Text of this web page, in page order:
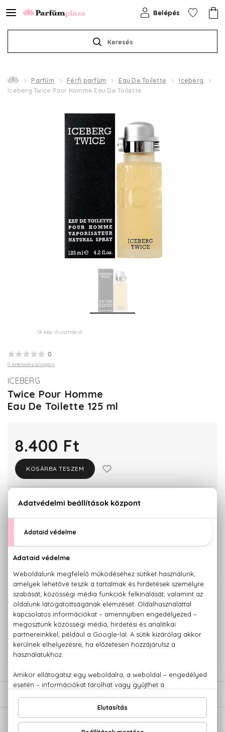
Keresés
Belépés
Parfüm Férfi parfüm Eau De Toilette
Iceberg
Iceberg Twice Pour Homme Eau De Toilette
*A kép illusztráció
0
0 értékelés alapján
ICEBERG
Twice Pour Homme
Eau De Toilette 125 ml
8.400 Ft
KOSÁRBA TESZEM
KISZERELÉS KIVÁLASZTÁSA
KAPCSOLÓDÓ TERMÉKEK
100% eredeti termékek,14 napos visszaküldési garanciával
Kérdésed van, elakadtál? Hívd ügyfélszolgálatunkat: +36 20
779 1926
ÉRTÉKELÉSEK (0)